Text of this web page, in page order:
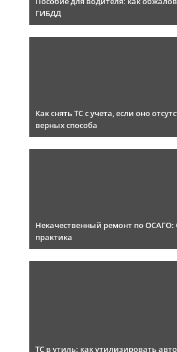
ГИБДД
Как снять ТС с учета, если оно
верных способа
Некачественный ремонт по ОСАГО:
практика
ТС в утиль: как утилизировать